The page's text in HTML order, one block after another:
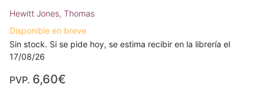
Hewitt Jones, Thomas
Disponible en breve
Sin stock. Si se pide hoy, se estima recibir en la librería el
17/08/26
PVP. 6,60€